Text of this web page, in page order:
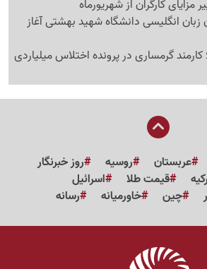
مزایای کارگران از شهریورماه
زبان انگلیسی دانشگاه شهید بهشتی آغاز
صدور کیفرخواست 6 کارمند گرمساری در پرونده اختلاس میلیاردی
عربستان روسیه
روز خبرنگار
قیمت طلا
اسرائیل
چین خاورمیانه رسانه